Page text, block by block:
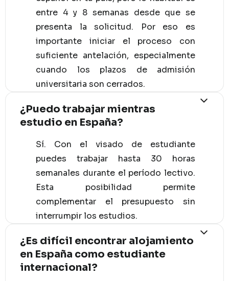
entre 4 y 8 semanas desde que se
presenta la solicitud. Por eso es
importante iniciar el proceso con
suficiente antelación, especialmente
cuando los plazos de admisión
universitaria son cerrados.
¿Puedo trabajar mientras
estudio en España?
Sí. Con el visado de estudiante
puedes trabajar hasta 30 horas
semanales durante el período lectivo.
Esta posibilidad permite
complementar el presupuesto sin
interrumpir los estudios.
¿Es difícil encontrar alojamiento
en España como estudiante
internacional?